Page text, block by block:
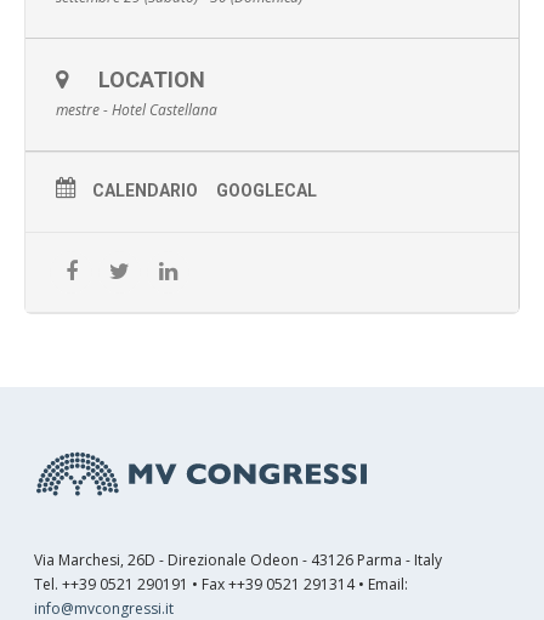
LOCATION
mestre - Hotel Castellana
CALENDARIO GOOGLECAL
Via Marchesi, 26D - Direzionale Odeon - 43126 Parma - Italy
Tel. ++39 0521 290191 • Fax ++39 0521 291314 • Email:
info@mvcongressi.it